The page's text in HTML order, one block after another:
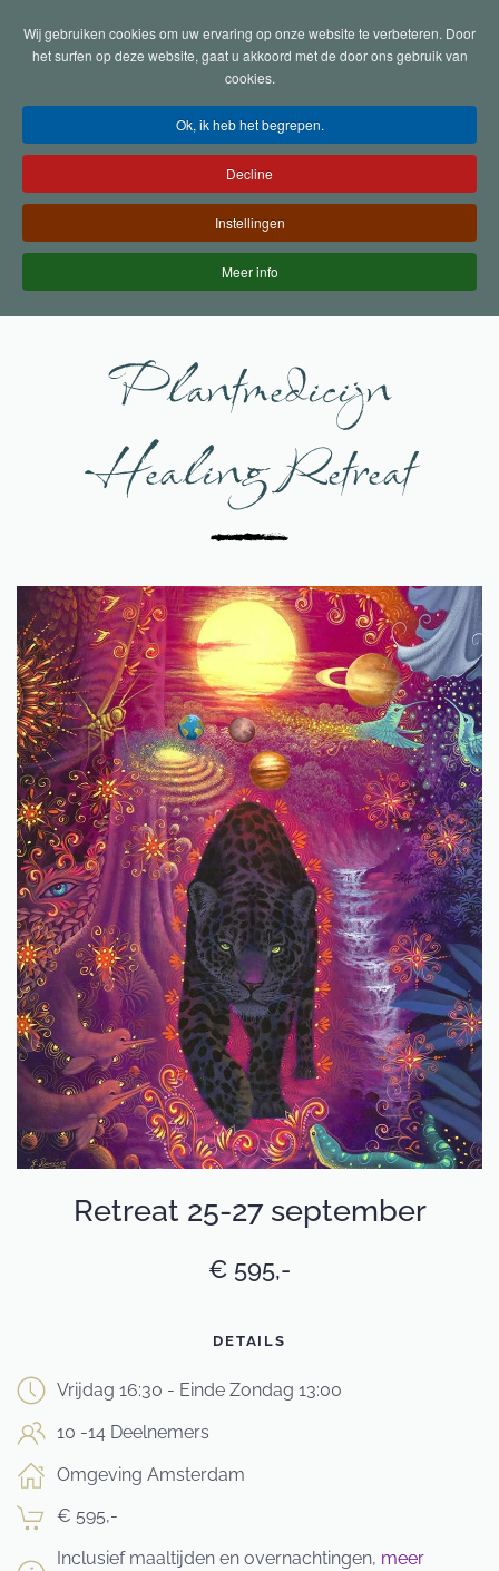
Wij gebruiken cookies om uw ervaring op onze website te verbeteren. Door
het surfen op deze website, gaat u akkoord met de door ons gebruik van
cookies.
Ok, ik heb het begrepen.
Decline
Instellingen
Meer info
Terug naar hoofdinhoud
Plantmedicijn
Healing Retreat
Retreat 25-27 september
€ 595,-
DETAILS
Vrijdag 16:30 - Einde Zondag 13:00
10 -14 Deelnemers
Omgeving Amsterdam
€ 595,-
Inclusief maaltijden en overnachtingen, meer